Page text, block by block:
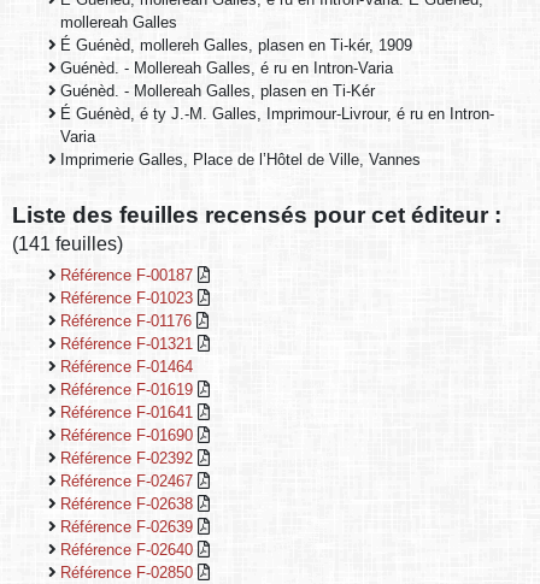
mollereah Galles
É Guénèd, mollereh Galles, plasen en Ti-kér, 1909
Guénèd. - Mollereah Galles, é ru en Intron-Varia
Guénèd. - Mollereah Galles, plasen en Ti-Kér
É Guénèd, é ty J.-M. Galles, Imprimour-Livrour, é ru en Intron-
Varia
Imprimerie Galles, Place de l’Hôtel de Ville, Vannes
Liste des feuilles recensés pour cet éditeur :
(141 feuilles)
Référence F-00187
Référence F-01023
Référence F-01176
Référence F-01321
Référence F-01464
Référence F-01619
Référence F-01641
Référence F-01690
Référence F-02392
Référence F-02467
Référence F-02638
Référence F-02639
Référence F-02640
Référence F-02850